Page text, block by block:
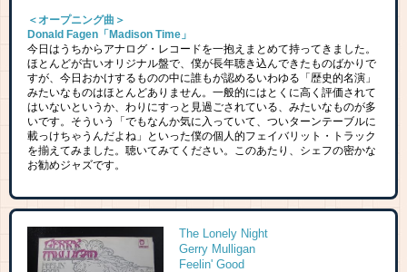
＜オープニング曲＞
Donald Fagen「Madison Time」
今日はうちからアナログ・レコードを一抱えまとめて持ってきました。
ほとんどが古いオリジナル盤で、僕が長年聴き込んできたものばかりで
すが、今日おかけするものの中に誰もが認めるいわゆる「歴史的名演」
みたいなものはほとんどありません。一般的にはとくに高く評価されて
はいないというか、わりにすっと見過ごされている、みたいなものが多
いです。そういう「でもなんか気に入っていて、ついターンテーブルに
載っけちゃうんだよね」といった僕の個人的フェイバリット・トラック
を揃えてみました。聴いてみてください。このあたり、シェフの密かな
お勧めジャズです。
The Lonely Night
Gerry Mulligan
Feelin' Good